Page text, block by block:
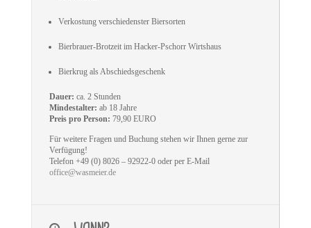
Verkostung verschiedenster Biersorten
Bierbrauer-Brotzeit im Hacker-Pschorr Wirtshaus
Bierkrug als Abschiedsgeschenk
Dauer: ca. 2 Stunden
Mindestalter: ab 18 Jahre
Preis pro Person: 79,90 EURO
Für weitere Fragen und Buchung stehen wir Ihnen gerne zur
Verfügung!
Telefon +49 (0) 8026 – 92922-0 oder per E-Mail
office@wasmeier.de